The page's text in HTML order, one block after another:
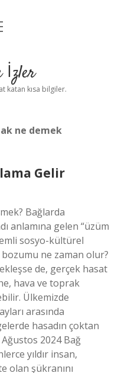
İzler
katan kısa bilgiler.
ne demek
Gelir
Bağlarda
anlamına gelen “üzüm
sosyo-kültürel
ne zaman olur?
de, gerçek hasat
hava ve toprak
Ülkemizde
arasında
hasadın çoktan
Ağustos 2024 Bağ
yıldır insan,
olan şükranını